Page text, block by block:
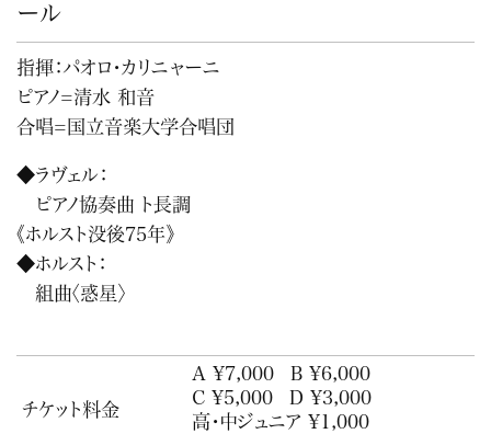
ール
指揮：パオロ・カリニャーニ
ピアノ=清水 和音
合唱=国立音楽大学合唱団
◆ラヴェル：
ピアノ協奏曲 ト長調
《ホルスト没後75年》
◆ホルスト：
組曲〈惑星〉
チケット料金
A ¥7,000
B ¥6,000
C ¥5,000
D ¥3,000
高・中ジュニア ¥1,000